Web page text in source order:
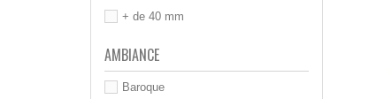
+ de 40 mm
AMBIANCE
Baroque